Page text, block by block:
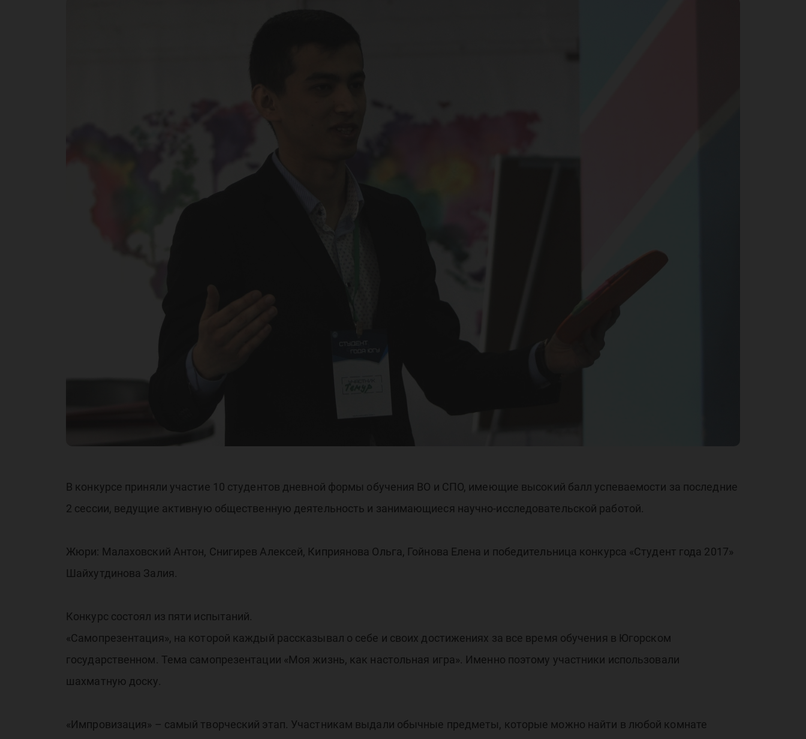
Яна
–
года
В конкурсе приняли участие 10 студентов дневной формы обучения ВО и СПО, имеющие высокий балл успеваемости за последние
2 сессии, ведущие активную общественную деятельность и занимающиеся научно-исследовательской работой.
Жюри: Малаховский Антон, Снигирев Алексей, Киприянова Ольга, Гойнова Елена и победительница конкурса «Студент года 2017»
Шайхутдинова Залия.
Конкурс состоял из пяти испытаний.
«Самопрезентация», на которой каждый рассказывал о себе и своих достижениях за все время обучения в Югорском
государственном. Тема самопрезентации «Моя жизнь, как настольная игра». Именно поэтому участники использовали
шахматную доску.
«Импровизация» – самый творческий этап. Участникам выдали обычные предметы, которые можно найти в любой комнате